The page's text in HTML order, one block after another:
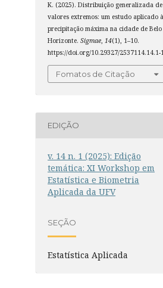
K. (2025). Distribuição generalizada de
valores extremos: um estudo aplicado
precipitação máxima na cidade de Belo
Horizonte.Sigmae,14(1), 1–10.
https://doi.org/10.29327/2537114.14.1-
Fomatos de Citação
EDIÇÃO
v. 14 n. 1 (2025): Edição
temática: XI Workshop em
Estatística e Biometria
Aplicada da UFV
SEÇÃO
Estatística Aplicada